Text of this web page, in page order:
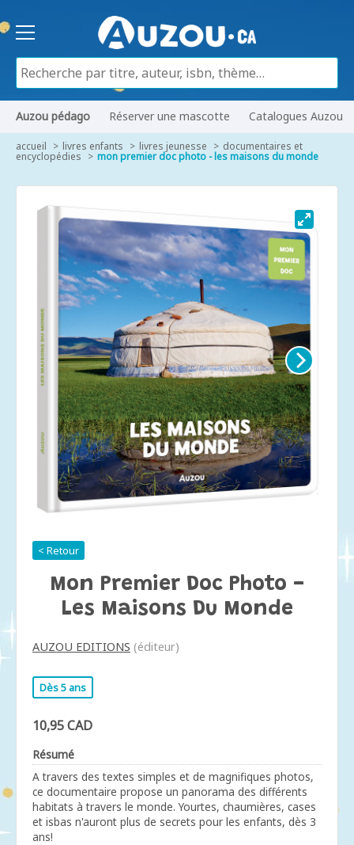
Auzou pédago Réserver une mascotte Catalogues Auzou
accueil livres enfants livres jeunesse documentaires et
encyclopédies mon premier doc photo - les maisons du monde
< Retour
Mon Premier Doc Photo -
Les Maisons Du Monde
AUZOU EDITIONS (éditeur)
Dès 5 ans
10,95 CAD
Résumé
A travers des textes simples et de magnifiques photos,
ce documentaire propose un panorama des différents
habitats à travers le monde. Yourtes, chaumières, cases
et isbas n'auront plus de secrets pour les enfants, dès 3
ans!